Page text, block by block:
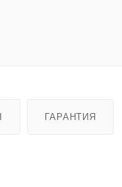
ГАРАНТИЯ